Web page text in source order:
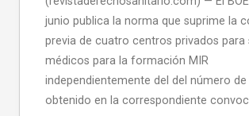
junio publica la norma que suprime la
previa de cuatro centros privados para
médicos para la formación MIR
independientemente del del número de
obtenido en la correspondiente